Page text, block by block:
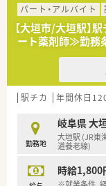
＼ こんな会
■休日休暇の
→週休2日制を
→8日間の長期
■普段から明
あれば助け
■大手企業傘
■部長などの
■働き方次第
ードが圧倒的
■システム面
→「調剤鑑査
パート・アルバイト
【大垣市/大垣駅
ート薬剤師≫勤務
駅チカ 年間休日
勤務地
岐阜県 大
大垣駅 (JR東
道養老線)
時給1,800